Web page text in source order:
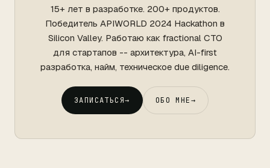
15+ лет в разработке. 200+ продуктов.
Победитель APIWORLD 2024 Hackathon в
Silicon Valley. Работаю как fractional CTO
для стартапов -- архитектура, AI-first
разработка, найм, техническое due diligence.
ЗАПИСАТЬСЯ→ ОБО МНЕ→